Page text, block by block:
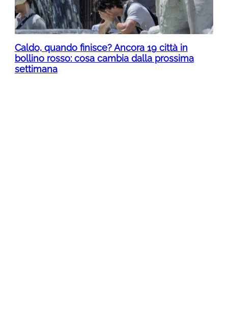
Caldo, quando finisce? Ancora 19 città in
bollino rosso: cosa cambia dalla prossima
settimana